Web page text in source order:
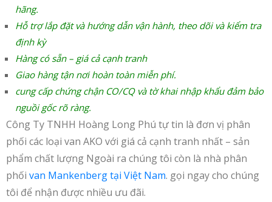
hãng.
Hỗ trợ lắp đặt và hướng dẫn vận hành, theo dõi và kiểm tra
định kỳ
Hàng có sẵn – giá cả cạnh tranh
Giao hàng tận nơi hoàn toàn miễn phí.
cung cấp chứng chận CO/CQ và tờ khai nhập khẩu đảm bảo
nguồi gốc rõ ràng.
Công Ty TNHH Hoàng Long Phú tự tin là đơn vị phân
phối các loại van AKO với giá cả cạnh tranh nhất – sản
phẩm chất lượng Ngoài ra chúng tôi còn là nhà phân
phối van Mankenberg tại Việt Nam. gọi ngay cho chúng
tôi để nhận được nhiều ưu đãi.